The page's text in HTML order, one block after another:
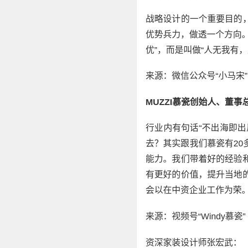
战略设计的一个重要目的
优势兵力，做透一个方向
优”，而是叫做“人无我有，
来源：微信公众号“小马宋”
MUZZI慕瓷创始人、董事
行业内有句话“不出海即
去？其实跟我们慕瓷有20
能力。我们带着好的经验
有更好的价值，提升当地
会以在中资企业工作为荣。
来源：视频号“Windy慕瓷”
资深家装设计师张宏武：